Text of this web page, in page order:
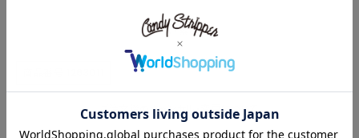
サイズ・素材
ご注文後のキャンセル・変更について